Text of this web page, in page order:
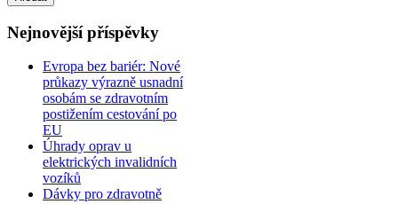
Nejnovější příspěvky
Evropa bez bariér: Nové
průkazy výrazně usnadní
osobám se zdravotním
postižením cestování po
EU
Úhrady oprav u
elektrických invalidních
vozíků
Dávky pro zdravotně